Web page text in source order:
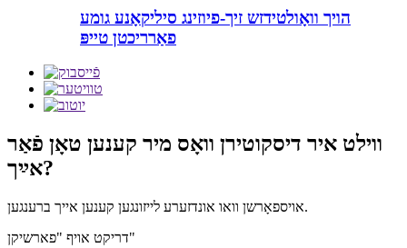
הויך וואָולטידזש זיך-פיוזינג סיליקאָנע גומע
פאַרריכטן טייפּ
ווילט איר דיסקוטירן וואָס מיר קענען טאָן פֿאַר
אײַך?
אויספאָרשן וואו אונדזערע לייזונגען קענען אייך ברענגען.
דריקט אויף "פארשיקן"